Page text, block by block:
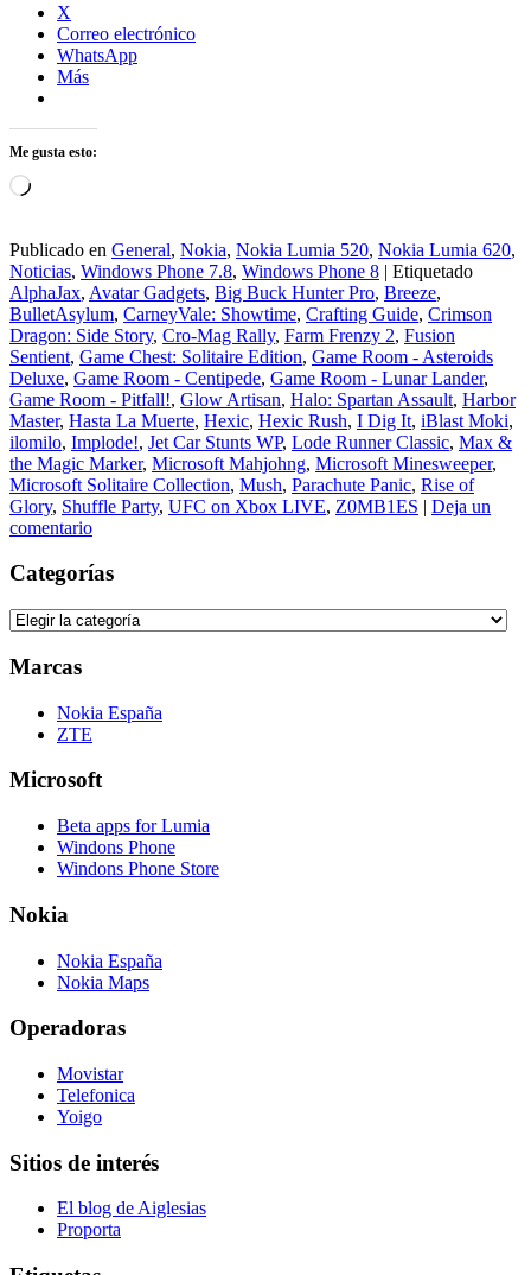
X
Correo electrónico
WhatsApp
Más
Me gusta esto:
Cargando...
Publicado en General, Nokia, Nokia Lumia 520, Nokia Lumia 620,
Noticias, Windows Phone 7.8, Windows Phone 8 | Etiquetado
AlphaJax, Avatar Gadgets, Big Buck Hunter Pro, Breeze,
BulletAsylum, CarneyVale: Showtime, Crafting Guide, Crimson
Dragon: Side Story, Cro-Mag Rally, Farm Frenzy 2, Fusion
Sentient, Game Chest: Solitaire Edition, Game Room - Asteroids
Deluxe, Game Room - Centipede, Game Room - Lunar Lander,
Game Room - Pitfall!, Glow Artisan, Halo: Spartan Assault, Harbor
Master, Hasta La Muerte, Hexic, Hexic Rush, I Dig It, iBlast Moki,
ilomilo, Implode!, Jet Car Stunts WP, Lode Runner Classic, Max &
the Magic Marker, Microsoft Mahjohng, Microsoft Minesweeper,
Microsoft Solitaire Collection, Mush, Parachute Panic, Rise of
Glory, Shuffle Party, UFC on Xbox LIVE, Z0MB1ES | Deja un
comentario
Categorías
Categorías
Marcas
Nokia España
ZTE
Microsoft
Beta apps for Lumia
Windons Phone
Windons Phone Store
Nokia
Nokia España
Nokia Maps
Operadoras
Movistar
Telefonica
Yoigo
Sitios de interés
El blog de Aiglesias
Proporta